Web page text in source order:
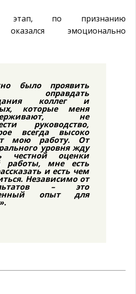
этап, по признанию
оказался эмоционально
было проявить
оправдать
коллег и
которые меня
не
руководство,
всегда высоко
мою работу. От
уровня жду
честной оценки
работы, мне есть
и есть чем
Независимо от
– это
опыт для